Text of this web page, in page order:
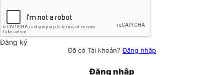
Đăng ký
Đã có Tài khoản?Đăng nhập
Đăng nhập